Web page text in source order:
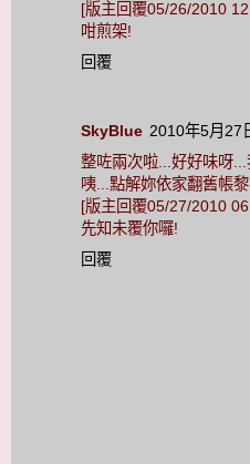
[版主回覆05/26/2010
咁煎架!
回覆
SkyBlue 2010年5月27
整咗兩次啦...好好味呀...
咦...點解妳依家翻舊帳黎
[版主回覆05/27/2010
先知未覆你囉!
回覆